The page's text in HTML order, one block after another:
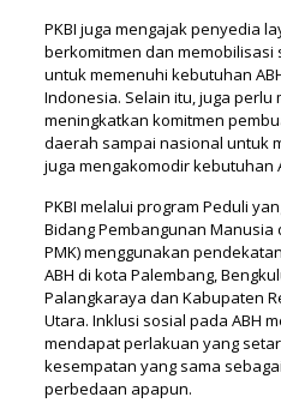
PKBI juga mengajak penyedia
berkomitmen dan memobilisasi
untuk memenuhi kebutuhan
Indonesia. Selain itu, juga perlu
meningkatkan komitmen
daerah sampai nasional untuk
juga mengakomodir kebutuhan
PKBI melalui program Peduli
Bidang Pembangunan
PMK) menggunakan
ABH di kota Palembang,
Palangkaraya dan Kabupaten
Utara. Inklusi sosial pada ABH
mendapat perlakuan yang
kesempatan yang sama
perbedaan apapun.